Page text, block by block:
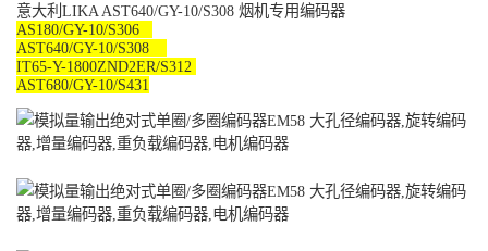
意大利 LIKA AST640/GY-10/S308 烟机专用编码器
AS180/GY-10/S306
AST640/GY-10/S308
IT65-Y-1800ZND2ER/S312
AST680/GY-10/S431